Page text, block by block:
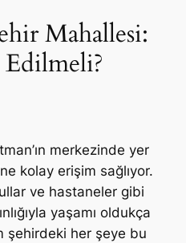
Mahallesi:
merkezinde yer
kolay erişim sağlıyor.
ve hastaneler gibi
yaşamı oldukça
şehirdeki her şeye bu